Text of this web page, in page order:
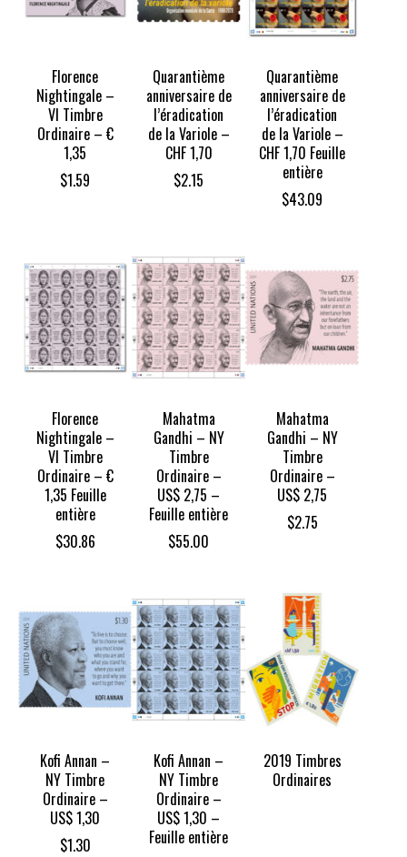
Florence
Nightingale –
VI Timbre
Ordinaire – €
1,35
$1.59
Quarantième
anniversaire de
l’éradication
de la Variole –
CHF 1,70
$2.15
Quarantième
anniversaire de
l’éradication
de la Variole –
CHF 1,70 Feuille
entière
$43.09
Florence
Nightingale –
VI Timbre
Ordinaire – €
1,35 Feuille
entière
$30.86
Mahatma
Gandhi – NY
Timbre
Ordinaire –
US$ 2,75 –
Feuille entière
$55.00
Mahatma
Gandhi – NY
Timbre
Ordinaire –
US$ 2,75
$2.75
Kofi Annan –
NY Timbre
Ordinaire –
US$ 1,30
$1.30
Kofi Annan –
NY Timbre
Ordinaire –
US$ 1,30 –
Feuille entière
2019 Timbres
Ordinaires